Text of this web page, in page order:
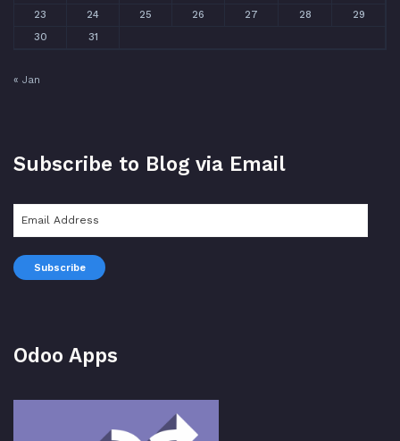
23
24 25 26 27 28
29
30
31
« Jan
Subscribe to Blog via Email
Address
Subscribe
Odoo Apps